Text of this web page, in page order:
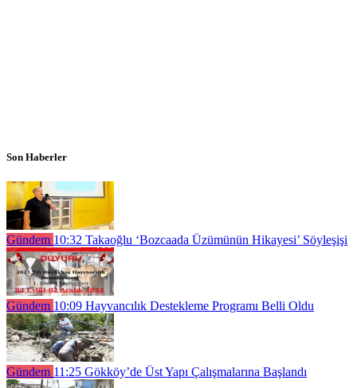
Son Haberler
Gündem 10:32 Takaoğlu ‘Bozcaada Üzümünün Hikayesi’ Söyleşişi
Gündem 10:09 Hayvancılık Destekleme Programı Belli Oldu
Gündem 11:25 Gökköy’de Üst Yapı Çalışmalarına Başlandı